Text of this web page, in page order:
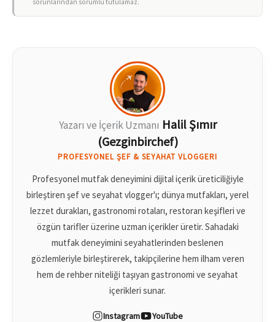
Yazarı ve İçerik Uzmanı Halil Şımır
(Gezginbirchef)
PROFESYONEL ŞEF & SEYAHAT VLOGGERI
Profesyonel mutfak deneyimini dijital içerik üreticiliğiyle
birleştiren şef ve seyahat vlogger'ı; dünya mutfakları, yerel
lezzet durakları, gastronomi rotaları, restoran keşifleri ve
özgün tarifler üzerine uzman içerikler üretir. Sahadaki
mutfak deneyimini seyahatlerinden beslenen
gözlemleriyle birleştirerek, takipçilerine hem ilham veren
hem de rehber niteliği taşıyan gastronomi ve seyahat
içerikleri sunar.
Instagram YouTube